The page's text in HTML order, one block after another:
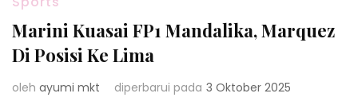
Marini Kuasai FP1 Mandalika, Marquez
Di Posisi Ke Lima
oleh ayumi mkt diperbarui pada 3 Oktober 2025